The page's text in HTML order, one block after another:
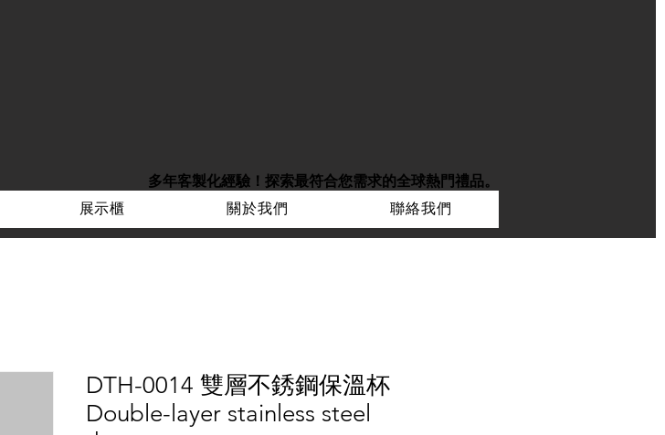
多年客製化經驗！ 探索最符合您需求的全球熱門禮品。
展示櫃 關於我們 聯絡我們
DTH-0014 雙層不銹鋼保溫杯
Double-layer stainless steel